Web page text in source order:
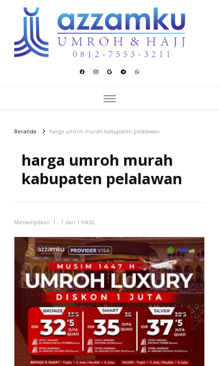
Azzamku Umroh dan Hajj
Beranda harga umroh murah kabupaten pelalawan
harga umroh murah
kabupaten pelalawan
Menampilkan: 1 - 1 dari 1 HASIL